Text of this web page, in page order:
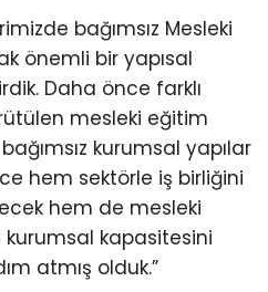
bağımsız Mesleki
önemli bir yapısal
Daha önce farklı
mesleki eğitim
kurumsal yapılar
hem sektörle iş birliğini
hem de mesleki
kapasitesini
atmış olduk.”